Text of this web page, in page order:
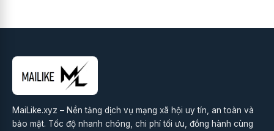
MaiLike.xyz – Nền tảng dịch vụ mạng xã hội uy tín, an toàn và
bảo mật. Tốc độ nhanh chóng, chi phí tối ưu, đồng hành cùng